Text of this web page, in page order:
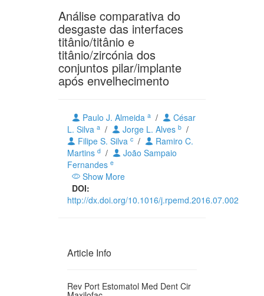
Análise comparativa do
desgaste das interfaces
titânio/titânio e
titânio/zircónia dos
conjuntos pilar/implante
após envelhecimento
Paulo J. Almeida a /
César
L. Silva a / Jorge L. Alves b /
Filipe S. Silva c /
Ramiro C.
Martins d /
João Sampaio
Fernandes e
Show More
DOI:
http://dx.doi.org/10.1016/j.rpemd.2016.07.002
Article Info
Rev Port Estomatol Med Dent Cir